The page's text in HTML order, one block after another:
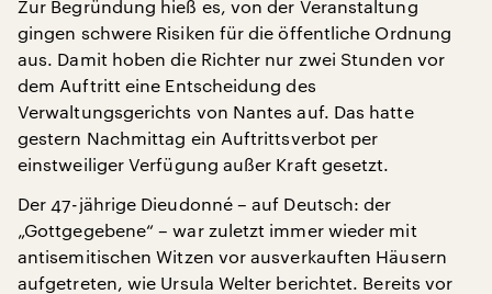
Zur Begründung hieß es, von der Veranstaltung
gingen schwere Risiken für die öffentliche Ordnung
aus. Damit hoben die Richter nur zwei Stunden vor
dem Auftritt eine Entscheidung des
Verwaltungsgerichts von Nantes auf. Das hatte
gestern Nachmittag ein Auftrittsverbot per
einstweiliger Verfügung außer Kraft gesetzt.
Der 47-jährige Dieudonné – auf Deutsch: der
„Gottgegebene“ – war zuletzt immer wieder mit
antisemitischen Witzen vor ausverkauften Häusern
aufgetreten, wie Ursula Welter berichtet. Bereits vor